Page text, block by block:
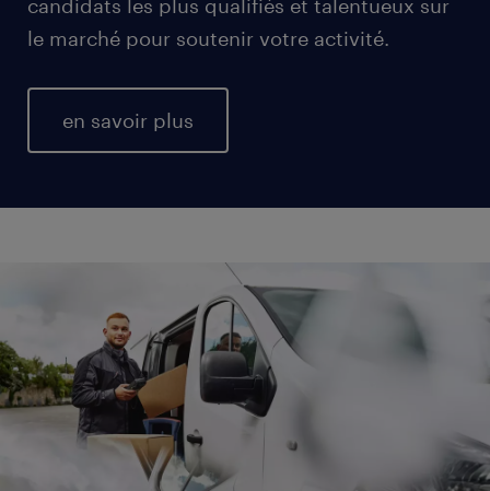
candidats les plus qualifiés et talentueux sur
le marché pour soutenir votre activité.
en savoir plus